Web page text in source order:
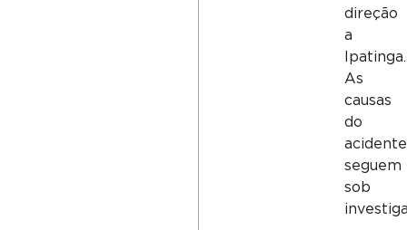
direção
a
Ipatinga.
As
causas
do
acidente
seguem
sob